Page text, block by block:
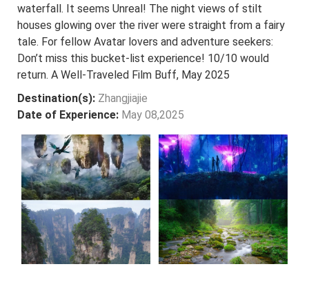
waterfall. It seems Unreal! The night views of stilt
houses glowing over the river were straight from a fairy
tale. For fellow Avatar lovers and adventure seekers:
Don’t miss this bucket-list experience! 10/10 would
return. A Well-Traveled Film Buff, May 2025
Destination(s): Zhangjiajie
Date of Experience: May 08,2025